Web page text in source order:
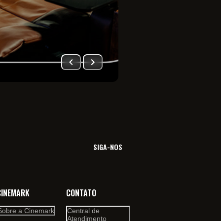
SIGA-NOS
a Cinemark
CONTATO
Central de
Atendimento